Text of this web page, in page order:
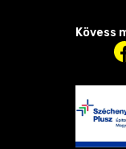
Kövess